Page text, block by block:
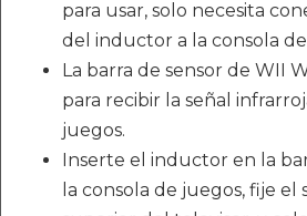
para usar, solo necesita
del inductor a la consola
La barra de sensor de WII
para recibir la señal
juegos.
Inserte el inductor en la
la consola de juegos, fije